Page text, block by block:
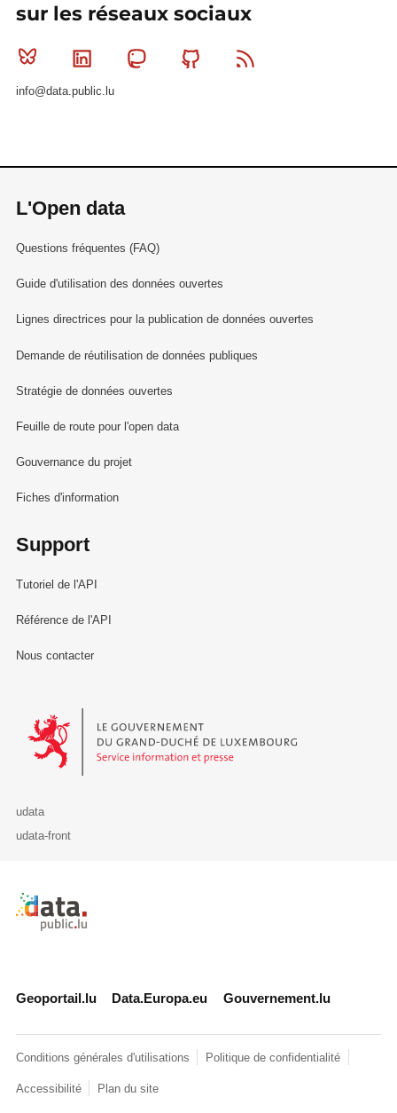
sur les réseaux sociaux
Bluesky Linkedin MastodonGithub
info@data.public.lu
L'Open data
Questions fréquentes (FAQ)
Guide d'utilisation des données ouvertes
Lignes directrices pour la publication de données ouvertes
Demande de réutilisation de données publiques
Stratégie de données ouvertes
Feuille de route pour l'open data
Gouvernance du projet
Fiches d'information
Support
Tutoriel de l'API
Référence de l'API
Nous contacter
Le Gouvernement du Grand-Duché de Luxembourg - Service
udata
udata-front
Retour à l'accueil de data.public.lu
Geoportail.lu Data.Europa.eu Gouvernement.lu
Conditions générales d'utilisations Politique de confidentialité
Accessibilité Plan du site